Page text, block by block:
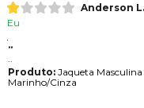
Anderson L.
Eu
..
Produto:Jaqueta Masculina
Marinho/Cinza